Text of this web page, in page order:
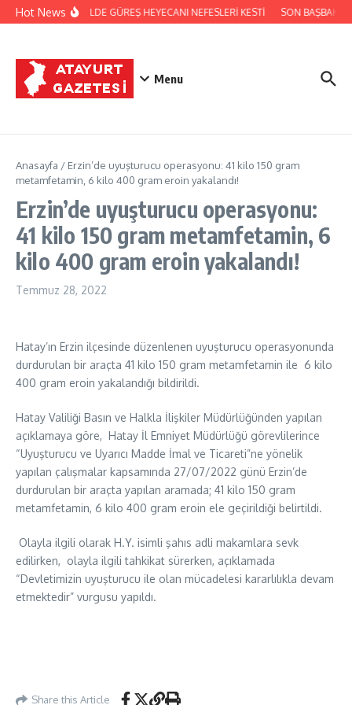
İçeriğe atla
Hot NewsFESTİVALDE GÜREŞ HEYECANI NEFESLERİ KESTİ SON
Menu
Anasayfa / Erzin’de uyuşturucu operasyonu: 41 kilo 150 gram
metamfetamin, 6 kilo 400 gram eroin yakalandı!
Erzin’de uyuşturucu operasyonu:
41 kilo 150 gram metamfetamin, 6
kilo 400 gram eroin yakalandı!
Temmuz 28, 2022
Hatay’ın Erzin ilçesinde düzenlenen uyuşturucu operasyonunda
durdurulan bir araçta 41 kilo 150 gram metamfetamin ile 6 kilo
400 gram eroin yakalandığı bildirildi.
Hatay Valiliği Basın ve Halkla İlişkiler Müdürlüğünden yapılan
açıklamaya göre, Hatay İl Emniyet Müdürlüğü görevlilerince
“Uyuşturucu ve Uyarıcı Madde İmal ve Ticareti”ne yönelik
yapılan çalışmalar kapsamında 27/07/2022 günü Erzin’de
durdurulan bir araçta yapılan aramada; 41 kilo 150 gram
metamfetamin, 6 kilo 400 gram eroin ele geçirildiği belirtildi.
Olayla ilgili olarak H.Y. isimli şahıs adli makamlara sevk
edilirken, olayla ilgili tahkikat sürerken, açıklamada
“Devletimizin uyuşturucu ile olan mücadelesi kararlılıkla devam
etmektedir” vurgusu yapıldı.
Share this Article